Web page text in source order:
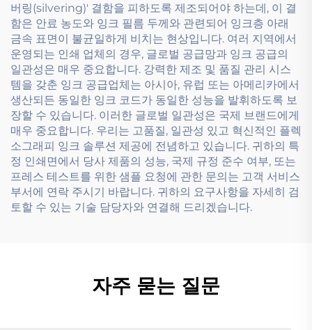
버링(silvering)' 결함을 피하도록 제조되어야 하는데, 이 결
함은 안료 농도와 잉크 필름 두께와 관련되어 잉크층 아래
금속 표면이 불균일하게 비치는 현상입니다. 여러 지역에서
운영되는 인쇄 업체의 경우, 글로벌 공급망과 잉크 공급의
일관성은 매우 중요합니다. 강력한 제조 및 품질 관리 시스
템을 갖춘 잉크 공급업체는 아시아, 유럽 또는 아메리카에서
생산되든 동일한 잉크 코드가 동일한 성능을 발휘하도록 보
장할 수 있습니다. 이러한 글로벌 일관성은 국제 브랜드에게
매우 중요합니다. 우리는 고품질, 일관성 있고 혁신적인 플렉
소그래피 잉크 솔루션 제공에 전념하고 있습니다. 귀하의 특
정 인쇄면에서 당사 제품의 성능, 국제 규정 준수 여부, 또는
프레스 테스트를 위한 샘플 요청에 관한 문의는 고객 서비스
부서에 연락 주시기 바랍니다. 귀하의 요구사항을 자세히 검
토할 수 있는 기술 담당자와 연결해 드리겠습니다.
자주 묻는 질문